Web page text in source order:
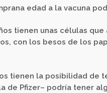
edad a la vacuna
tienen unas células
con los besos de los
tienen la posibilidad
de Pfizer– podría tener